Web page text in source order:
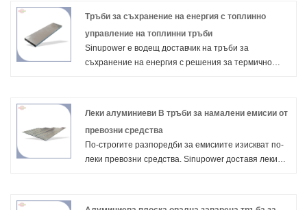
Тръби за съхранение на енергия с топлинно
управление на топлинни тръби
Sinupower е водещ доставчик на тръби за
съхранение на енергия с решения за термично
предназначени за ефективно управление на
топлината в системи за съхранение на енергия,
като гарантираме тяхната оптимална
производителност и безопасност.
Леки алуминиеви B тръби за намалени емисии от
превозни средства
По-строгите разпоредби за емисиите изискват по-
леки превозни средства. Sinupower доставя леки